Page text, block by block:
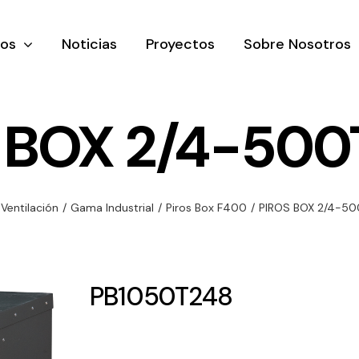
y
de
y
Ventilación
ventilación
Noticias Proyectos Sobre Nosotros
BOX 2/4-
Ventilación / Gama Industrial / Piros Box F400 / PIROS BOX 2/4-
PB1050T248